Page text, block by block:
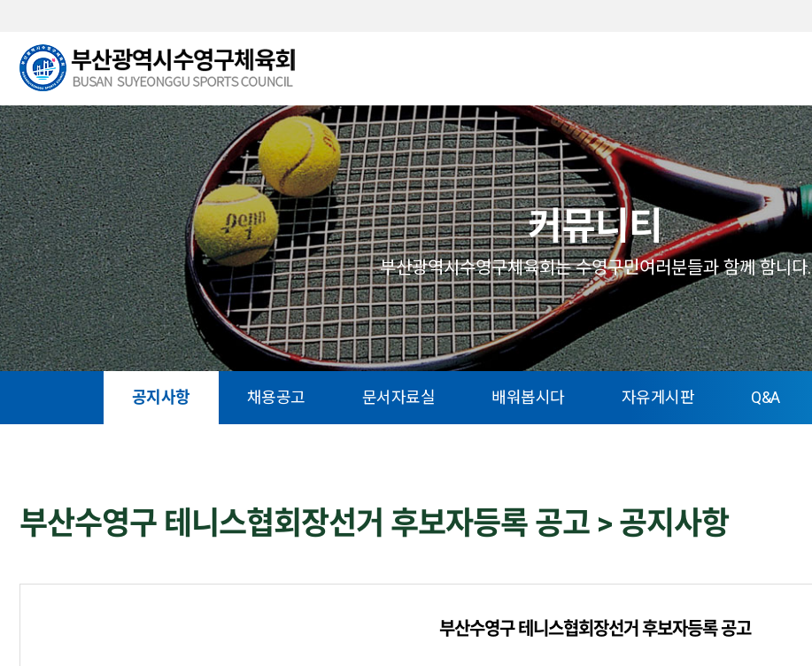
커뮤니티
부산광역시수영구체육회는 수영구민여러분들과 함께 함니다.
공지사항 채용공고 문서자료실 배워봅시다 자유게시판 Q&A
부산수영구 테니스협회장선거 후보자등록 공고 > 공지사항
부산수영구 테니스협회장선거 후보자등록 공고